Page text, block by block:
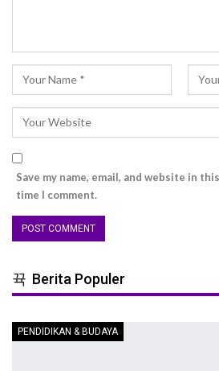
Save my name, email, and website in
time I comment.
Berita Populer
PENDIDIKAN & BUDAYA